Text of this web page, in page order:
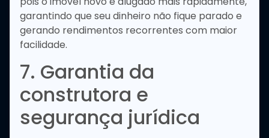
garantindo que seu dinheiro não fique parado e
gerando rendimentos recorrentes com maior
facilidade.
7. Garantia da
construtora e
segurança jurídica